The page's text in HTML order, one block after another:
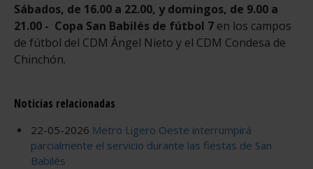
Sábados, de 16.00 a 22.00, y domingos, de 9.00 a
21.00 - Copa San Babilés de fútbol 7 en los campos
de fútbol del CDM Ángel Nieto y el CDM Condesa de
Chinchón.
Noticias relacionadas
22-05-2026 Metro Ligero Oeste interrumpirá
parcialmente el servicio durante las fiestas de San
Babilés